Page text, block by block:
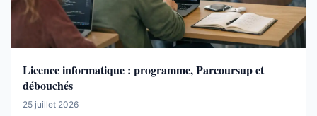
Licence informatique : programme, Parcoursup et
débouchés
25 juillet 2026